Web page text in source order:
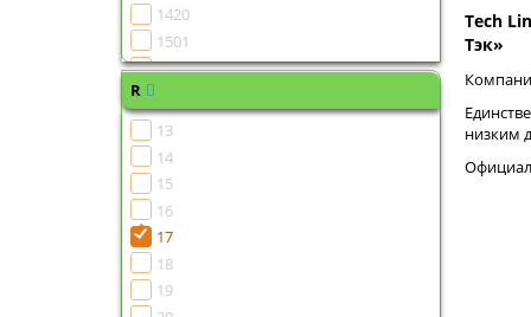
1420
1501
1502
1505
1507
1510
1513
R
13
14
15
16
17
18
19
Tech
Тэк»
низким